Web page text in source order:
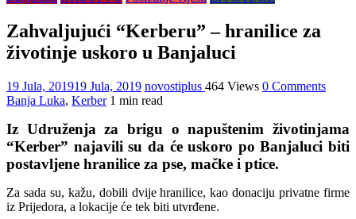
Zahvaljujući “Kerberu” – hranilice za
životinje uskoro u Banjaluci
19 Jula, 201919 Jula, 2019 novostiplus 464 Views 0 Comments
Banja Luka, Kerber 1 min read
Iz Udruženja za brigu o napuštenim životinjama
“Kerber” najavili su da će uskoro po Banjaluci biti
postavljene hranilice za pse, mačke i ptice.
Za sada su, kažu, dobili dvije hranilice, kao donaciju privatne firme
iz Prijedora, a lokacije će tek biti utvrđene.